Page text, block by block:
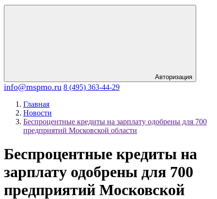
Авторизация
info@mspmo.ru 8 (495) 363-44-29
Главная
Новости
Беспроцентные кредиты на зарплату одобрены для 700
предприятий Московской области
Беспроцентные кредиты на
зарплату одобрены для 700
предприятий Московской